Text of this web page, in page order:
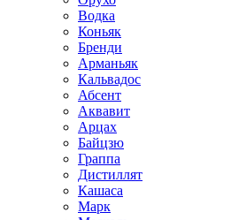
Водка
Коньяк
Бренди
Арманьяк
Кальвадос
Абсент
Аквавит
Арцах
Байцзю
Граппа
Дистиллят
Кашаса
Марк